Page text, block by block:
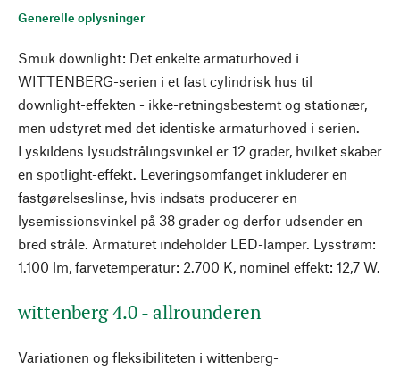
Generelle oplysninger
Smuk downlight: Det enkelte armaturhoved i
WITTENBERG-serien i et fast cylindrisk hus til
downlight-effekten - ikke-retningsbestemt og stationær,
men udstyret med det identiske armaturhoved i serien.
Lyskildens lysudstrålingsvinkel er 12 grader, hvilket skaber
en spotlight-effekt. Leveringsomfanget inkluderer en
fastgørelseslinse, hvis indsats producerer en
lysemissionsvinkel på 38 grader og derfor udsender en
bred stråle. Armaturet indeholder LED-lamper. Lysstrøm:
1.100 lm, farvetemperatur: 2.700 K, nominel effekt: 12,7 W.
wittenberg 4.0 - allrounderen
Variationen og fleksibiliteten i wittenberg-